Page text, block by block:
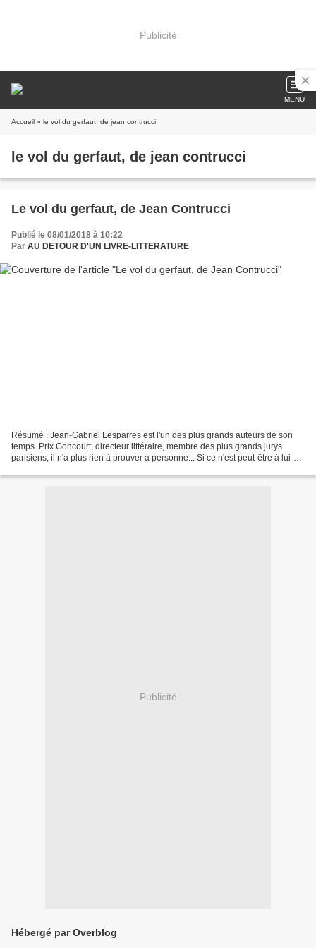
Publicité
MENU
Accueil » le vol du gerfaut, de jean contrucci
le vol du gerfaut, de jean contrucci
Le vol du gerfaut, de Jean Contrucci
Publié le 08/01/2018 à 10:22
Par AU DETOUR D'UN LIVRE-LITTERATURE
Résumé : Jean-Gabriel Lesparres est l'un des plus grands auteurs de son
temps. Prix Goncourt, directeur littéraire, membre des plus grands jurys
parisiens, il n'a plus rien à prouver à personne... Si ce n'est peut-être à lui-
Publicité
Hébergé par Overblog